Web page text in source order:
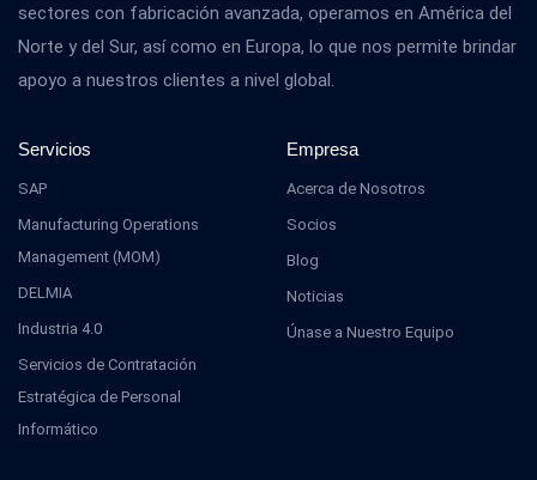
sectores con fabricación avanzada, operamos en América del
Norte y del Sur, así como en Europa, lo que nos permite brindar
apoyo a nuestros clientes a nivel global.
Servicios
SAP
Manufacturing Operations
Management (MOM)
DELMIA
Industria 4.0
Servicios de Contratación
Estratégica de Personal
Informático
Empresa
Acerca de Nosotros
Socios
Blog
Noticias
Únase a Nuestro Equipo